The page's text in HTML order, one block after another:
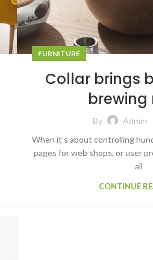
FURNITURE
Collar brings
brewing
By Admin
When it’s about controlling
pages for web shops, or user
all
CONTINUE